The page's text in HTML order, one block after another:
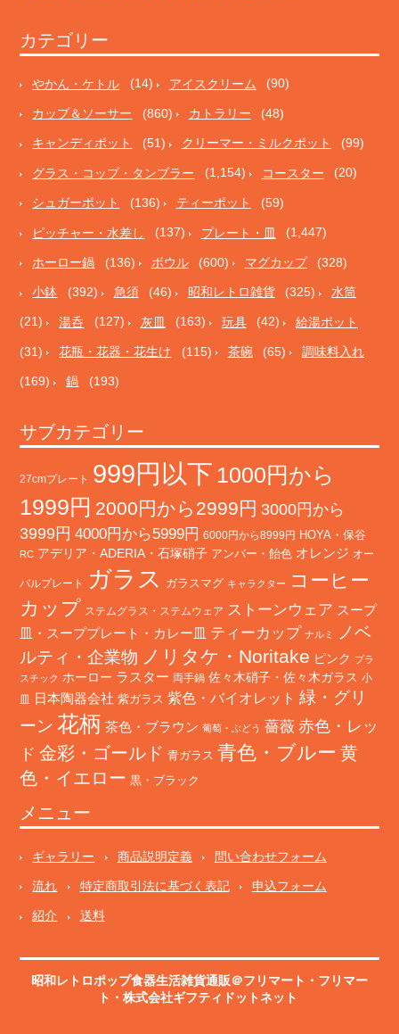
カテゴリー
やかん・ケトル (14) アイスクリーム (90)
カップ＆ソーサー (860) カトラリー (48)
キャンディポット (51) クリーマー・ミルクポット (99)
グラス・コップ・タンブラー (1,154) コースター (20)
シュガーポット (136) ティーポット (59)
ピッチャー・水差し (137) プレート・皿 (1,447)
ホーロー鍋 (136) ボウル (600) マグカップ (328)
小鉢 (392) 急須 (46) 昭和レトロ雑貨 (325) 水筒
(21) 湯呑 (127) 灰皿 (163) 玩具 (42) 給湯ポット
(31) 花瓶・花器・花生け (115) 茶碗 (65) 調味料入れ
(169) 鍋 (193)
サブカテゴリー
27cmプレート 999円以下 1000円から
1999円 2000円から2999円 3000円から
3999円 4000円から5999円 6000円から8999円 HOYA・保谷
RC アデリア・ADERIA・石塚硝子 アンバー・飴色 オレンジ オー
バルプレート ガラス ガラスマグ キャラクター
コーヒー
カップ ステムグラス・ステムウェア ストーンウェア スープ
皿・スーププレート・カレー皿 ティーカップ ナルミ
ノベ
ルティ・企業物 ノリタケ・Noritake ピンク プラ
スチック ホーロー ラスター 両手鍋 佐々木硝子・佐々木ガラス 小
皿
日本陶器会社 紫ガラス 紫色・バイオレット 緑・グリ
ーン 花柄 茶色・ブラウン 葡萄・ぶどう 薔薇 赤色・レッ
ド 金彩・ゴールド 青ガラス 青色・ブルー 黄
色・イエロー 黒・ブラック
メニュー
ギャラリー 商品説明定義 問い合わせフォーム
流れ 特定商取引法に基づく表記 申込フォーム
紹介 送料
昭和レトロポップ食器生活雑貨通販＠フリマート ・ フリマー
ト ・株式会社ギフティドットネット